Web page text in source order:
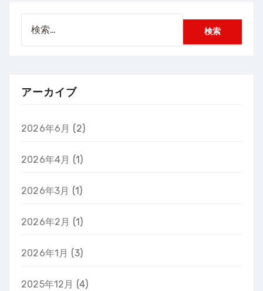
アーカイブ
2026年6月 (2)
2026年4月 (1)
2026年3月 (1)
2026年2月 (1)
2026年1月 (3)
2025年12月 (4)